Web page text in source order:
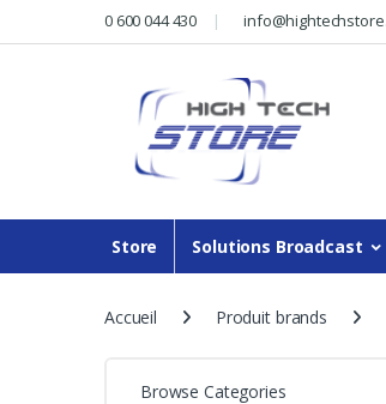
to
to
0 600 044 430
Store Solutions Broadcast
Accueil Produit brands
Browse Categories